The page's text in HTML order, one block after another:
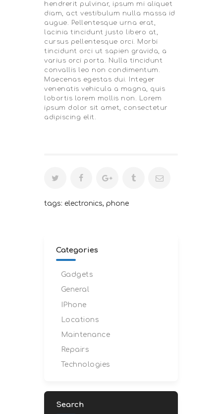
hendrerit pulvinar, ipsum mi aliquet
diam, act vestibulum nulla massa id
augue. Pellentesque urna erat,
lacinia tincidunt justo libero at,
cursus pellentesque orci. Morbi
tincidunt orci ut sapien gravida, a
varius orci porta. Nulla tincidunt
convallis leo non condimentum.
Maecenas egestas dui. Integer
venenatis vehicula a magna, quis
lobortis lorem mollis non. Lorem
ipsum dolor sit amet, consectetur
adipiscing elit.
tags: electronics, phone
Categories
Gadgets
General
IPhone
Locations
Maintenance
Repairs
Technologies
Search